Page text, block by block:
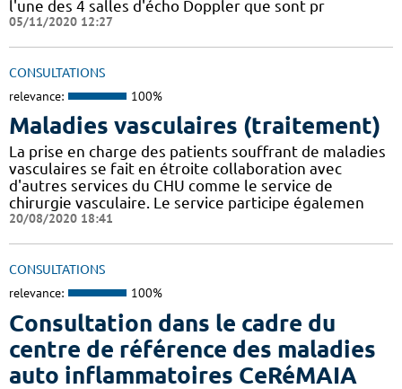
l'une des 4 salles d'écho Doppler que sont pr
05/11/2020 12:27
CONSULTATIONS
relevance: 100%
Maladies vasculaires (traitement)
La prise en charge des patients souffrant de maladies
vasculaires se fait en étroite collaboration avec
d'autres services du CHU comme le service de
chirurgie vasculaire. Le service participe égalemen
20/08/2020 18:41
CONSULTATIONS
relevance: 100%
Consultation dans le cadre du
centre de référence des maladies
auto inflammatoires CeRéMAIA